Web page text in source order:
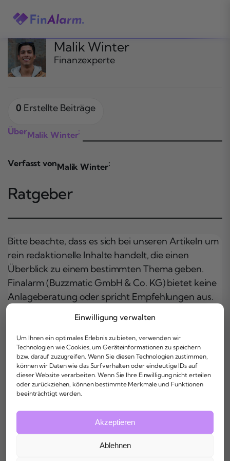
Einwilligung verwalten
Um Ihnen ein optimales Erlebnis zu bieten, verwenden wir
Technologien wie Cookies, um Geräteinformationen zu speichern
bzw. darauf zuzugreifen. Wenn Sie diesen Technologien zustimmen,
können wir Daten wie das Surfverhalten oder eindeutige IDs auf
dieser Website verarbeiten. Wenn Sie Ihre Einwilligung nicht erteilen
oder zurückziehen, können bestimmte Merkmale und Funktionen
beeinträchtigt werden.
Akzeptieren
Ablehnen
Inhalt
Malik Winter
Finanzexperte
0 Erstellte Beiträge
ÜberMalik Winter:
Verfasst vonMalik Winter:
Ratgeber
Bitte beachte, dass es sich bei unseren Artikeln um
rein redaktionelle Inhalte handelt, die einen
Überblick zu einem bestimmten Thema geben.
Finalarm (Buzzmatic GmbH & Co. KG) bietet keine
Anlageberatung oder spricht Empfehlungen aus.
risikobehaftet, weshalb du stets mit Expert:innen
sprechen solltest, wenn du weitere Schritte in diese
Richtung planst. Buzzmatic GmbH & Co. KG
übernimmt keine Haftung. Auch kann keine
Gewähr für die Aktualität der bereitgestellten
Informationen übernommen werden. Wir
empfehlen, die spezifischen Bedingungen und
Konditionen des Produktes zu prüfen.
Wir verwenden Microsoft Clarity, um zu